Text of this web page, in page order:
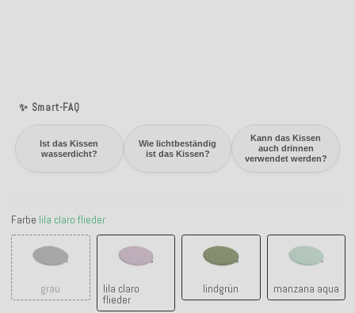
✨ Smart-FAQ
Ist das Kissen
wasserdicht?
Wie lichtbeständig
ist das Kissen?
Kann das Kissen
auch drinnen
verwendet werden?
Farbe lila claro flieder
grau
grau
lila claro
flieder
lila claro flieder
lindgrün
lindgrün
manzana aqua
manzana